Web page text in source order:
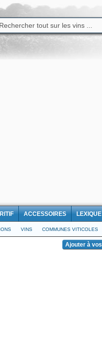
ACCESSOIRES LEXIQUE
VINS COMMUNES VITICOLES